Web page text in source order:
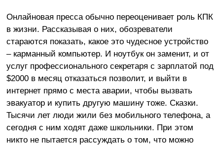
Онлайновая пресса обычно переоценивает роль КПК
в жизни. Рассказывая о них, обозреватели
стараются показать, какое это чудесное устройство
– карманный компьютер. И ноутбук он заменит, и от
услуг профессионального секретаря с зарплатой под
$2000 в месяц отказаться позволит, и выйти в
интернет прямо с места аварии, чтобы вызвать
эвакуатор и купить другую машину тоже. Сказки.
Тысячи лет люди жили без мобильного телефона, а
сегодня с ним ходят даже школьники. При этом
никто не пытается рассуждать о том, что можно